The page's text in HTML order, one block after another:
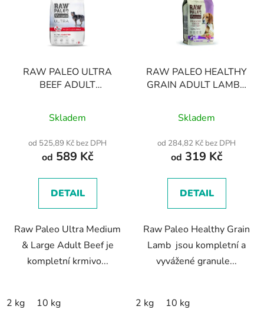
RAW PALEO ULTRA
BEEF ADULT
suché krmivo s hovězím
masem pro dospělé psy
středních a velkých
plemen
hodnocení
produktu
je
z
Skladem
od 525,89 Kč bez DPH
od 589 Kč
DETAIL
Raw Paleo Ultra Medium
& Large Adult Beef je
kompletní krmivo...
2 kg 10 kg
RAW PALEO HEALTHY
GRAIN ADULT LAMB -
jehněčím masem pro
dospělé psy
Skladem
od 284,82 Kč bez DPH
od 319 Kč
DETAIL
Raw Paleo Healthy Grain
Lamb jsou kompletní a
vyvážené granule...
2 kg 10 kg